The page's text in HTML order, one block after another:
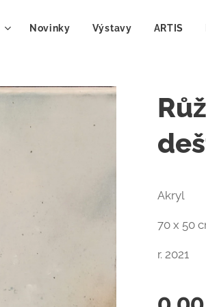
Novinky Výstavy ARTIS
Akryl
70 x 50
r. 2021